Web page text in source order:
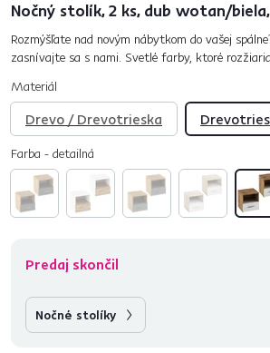
Nočný stolík, 2 ks, dub wotan/biela,
Rozmýšľate nad novým nábytkom do vašej
zasnívajte sa s nami. Svetlé farby, ktoré
Materiál
Drevo / Drevotrieska
Farba - detailná
Predaj skončil
Nočné stolíky